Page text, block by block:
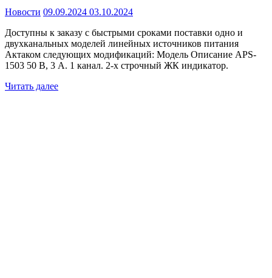
Новости 09.09.2024 03.10.2024
Доступны к заказу с быстрыми сроками поставки одно и
двухканальных моделей линейных источников питания
Актаком следующих модификаций: Модель Описание APS-
1503 50 В, 3 А. 1 канал. 2-х строчный ЖК индикатор.
Читать далее